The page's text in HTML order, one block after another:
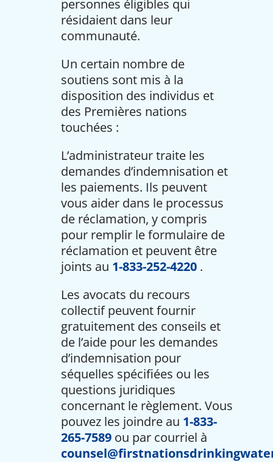
personnes éligibles qui
résidaient dans leur
communauté.
Un certain nombre de
soutiens sont mis à la
disposition des individus et
des Premières nations
touchées :
L’administrateur traite les
demandes d’indemnisation et
les paiements. Ils peuvent
vous aider dans le processus
de réclamation, y compris
pour remplir le formulaire de
réclamation et peuvent être
joints au 1-833-252-4220.
Les avocats du recours
collectif peuvent fournir
gratuitement des conseils et
de l’aide pour les demandes
d’indemnisation pour
séquelles spécifiées ou les
questions juridiques
concernant le règlement. Vous
pouvez les joindre au 1-833-
265-7589ou par courriel à